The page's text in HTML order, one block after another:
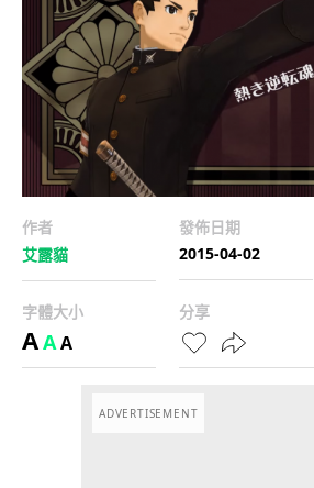
作者
艾露貓
發佈日期
2015-04-02
字體大小
AAA
分享
ADVERTISEMENT